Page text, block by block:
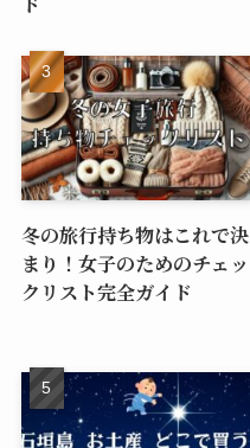
冬の旅行持ち物はこれで決
まり！女子のためのチェッ
クリスト完全ガイド